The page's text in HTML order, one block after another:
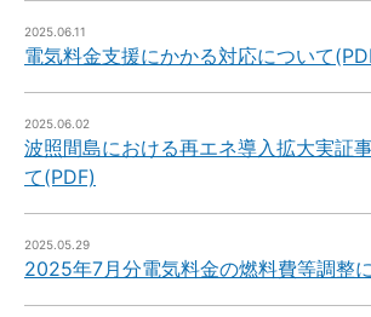
2025.06.11
電気料金支援にかかる対応について
2025.06.02
波照間島における再エネ導入拡大実証
て(PDF)
2025.05.29
2025年7月分電気料金の燃料費等調整